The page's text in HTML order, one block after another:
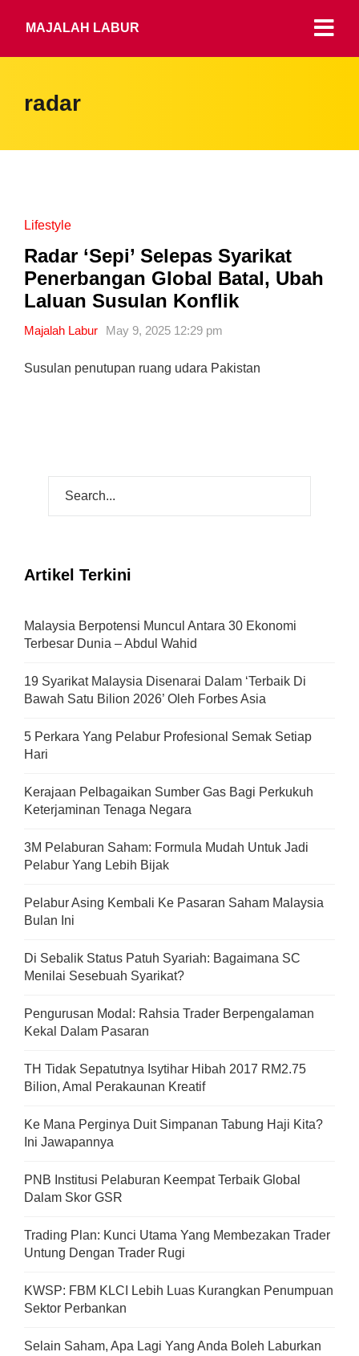
MAJALAH LABUR
radar
Lifestyle
Radar ‘Sepi’ Selepas Syarikat
Penerbangan Global Batal, Ubah
Laluan Susulan Konflik
Majalah Labur May 9, 2025 12:29 pm
Susulan penutupan ruang udara Pakistan
Artikel Terkini
Malaysia Berpotensi Muncul Antara 30 Ekonomi
Terbesar Dunia – Abdul Wahid
19 Syarikat Malaysia Disenarai Dalam ‘Terbaik Di
Bawah Satu Bilion 2026’ Oleh Forbes Asia
5 Perkara Yang Pelabur Profesional Semak Setiap
Hari
Kerajaan Pelbagaikan Sumber Gas Bagi Perkukuh
Keterjaminan Tenaga Negara
3M Pelaburan Saham: Formula Mudah Untuk Jadi
Pelabur Yang Lebih Bijak
Pelabur Asing Kembali Ke Pasaran Saham Malaysia
Bulan Ini
Di Sebalik Status Patuh Syariah: Bagaimana SC
Menilai Sesebuah Syarikat?
Pengurusan Modal: Rahsia Trader Berpengalaman
Kekal Dalam Pasaran
TH Tidak Sepatutnya Isytihar Hibah 2017 RM2.75
Bilion, Amal Perakaunan Kreatif
Ke Mana Perginya Duit Simpanan Tabung Haji Kita?
Ini Jawapannya
PNB Institusi Pelaburan Keempat Terbaik Global
Dalam Skor GSR
Trading Plan: Kunci Utama Yang Membezakan Trader
Untung Dengan Trader Rugi
KWSP: FBM KLCI Lebih Luas Kurangkan Penumpuan
Sektor Perbankan
Selain Saham, Apa Lagi Yang Anda Boleh Laburkan